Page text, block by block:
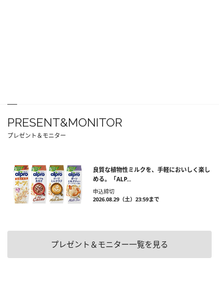
PRESENT&MONITOR
プレゼント＆モニター
良質な植物性ミルクを、手軽においしく楽し
める。「ALP...
申込締切
2026.08.29（土）23:59まで
プレゼント＆モニター一覧を見る